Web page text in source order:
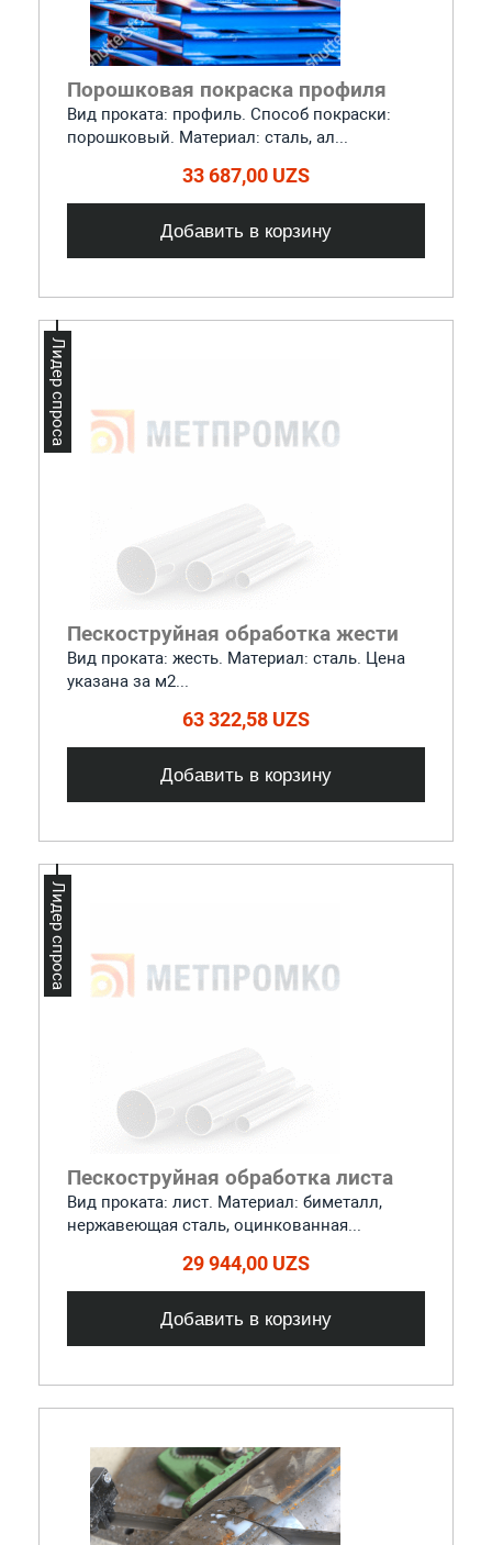
Порошковая покраска профиля
Вид проката: профиль. Способ покраски:
порошковый. Материал: сталь, ал...
33 687,00 UZS
Добавить в корзину
Пескоструйная обработка жести
Вид проката: жесть. Материал: сталь. Цена
указана за м2...
63 322,58 UZS
Добавить в корзину
Лидер спроса
Пескоструйная обработка листа
Вид проката: лист. Материал: биметалл,
нержавеющая сталь, оцинкованная...
29 944,00 UZS
Добавить в корзину
Лидер спроса